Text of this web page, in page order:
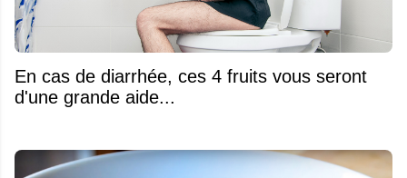
En cas de diarrhée, ces 4 fruits vous seront
d'une grande aide...